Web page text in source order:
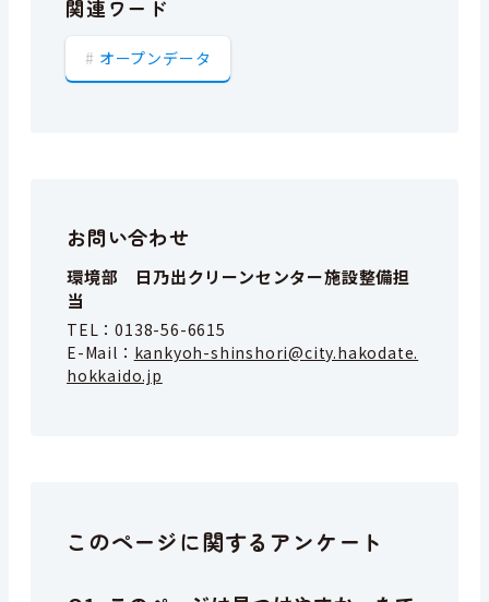
関連ワード
オープンデータ
お問い合わせ
環境部 日乃出クリーンセンター施設整備担
当
TEL：0138-56-6615
E-Mail： kankyoh-shinshori@city.hakodate.
hokkaido.jp
このページに関するアンケート